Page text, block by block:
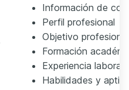
Información de
Perfil profesional
Objetivo profesional
Formación
Experiencia laboral
Habilidades y